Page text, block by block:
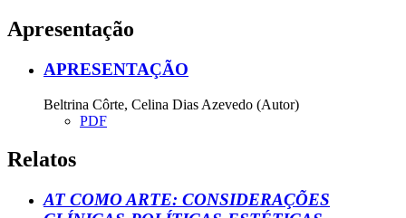
Apresentação
APRESENTAÇÃO
Beltrina Côrte, Celina Dias Azevedo (Autor)
PDF
Relatos
AT COMO ARTE: CONSIDERAÇÕES